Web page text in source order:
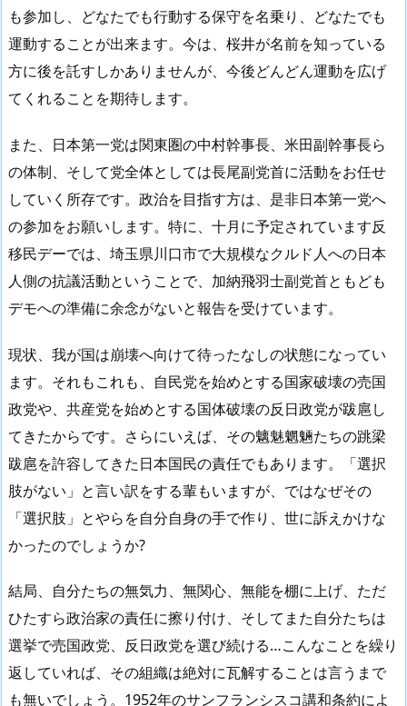
も参加し、どなたでも行動する保守を名乗り、どなたでも
運動することが出来ます。今は、桜井が名前を知っている
方に後を託すしかありませんが、今後どんどん運動を広げ
てくれることを期待します。
また、日本第一党は関東圏の中村幹事長、米田副幹事長ら
の体制、そして党全体としては長尾副党首に活動をお任せ
していく所存です。政治を目指す方は、是非日本第一党へ
の参加をお願いします。特に、十月に予定されています反
移民デーでは、埼玉県川口市で大規模なクルド人への日本
人側の抗議活動ということで、加納飛羽士副党首ともども
デモへの準備に余念がないと報告を受けています。
現状、我が国は崩壊へ向けて待ったなしの状態になってい
ます。それもこれも、自民党を始めとする国家破壊の売国
政党や、共産党を始めとする国体破壊の反日政党が跋扈し
てきたからです。さらにいえば、その魑魅魍魎たちの跳梁
跋扈を許容してきた日本国民の責任でもあります。「選択
肢がない」と言い訳をする輩もいますが、ではなぜその
「選択肢」とやらを自分自身の手で作り、世に訴えかけな
かったのでしょうか?
結局、自分たちの無気力、無関心、無能を棚に上げ、ただ
ひたすら政治家の責任に擦り付け、そしてまた自分たちは
選挙で売国政党、反日政党を選び続ける…こんなことを繰り
返していれば、その組織は絶対に瓦解することは言うまで
も無いでしょう。1952年のサンフランシスコ講和条約によ